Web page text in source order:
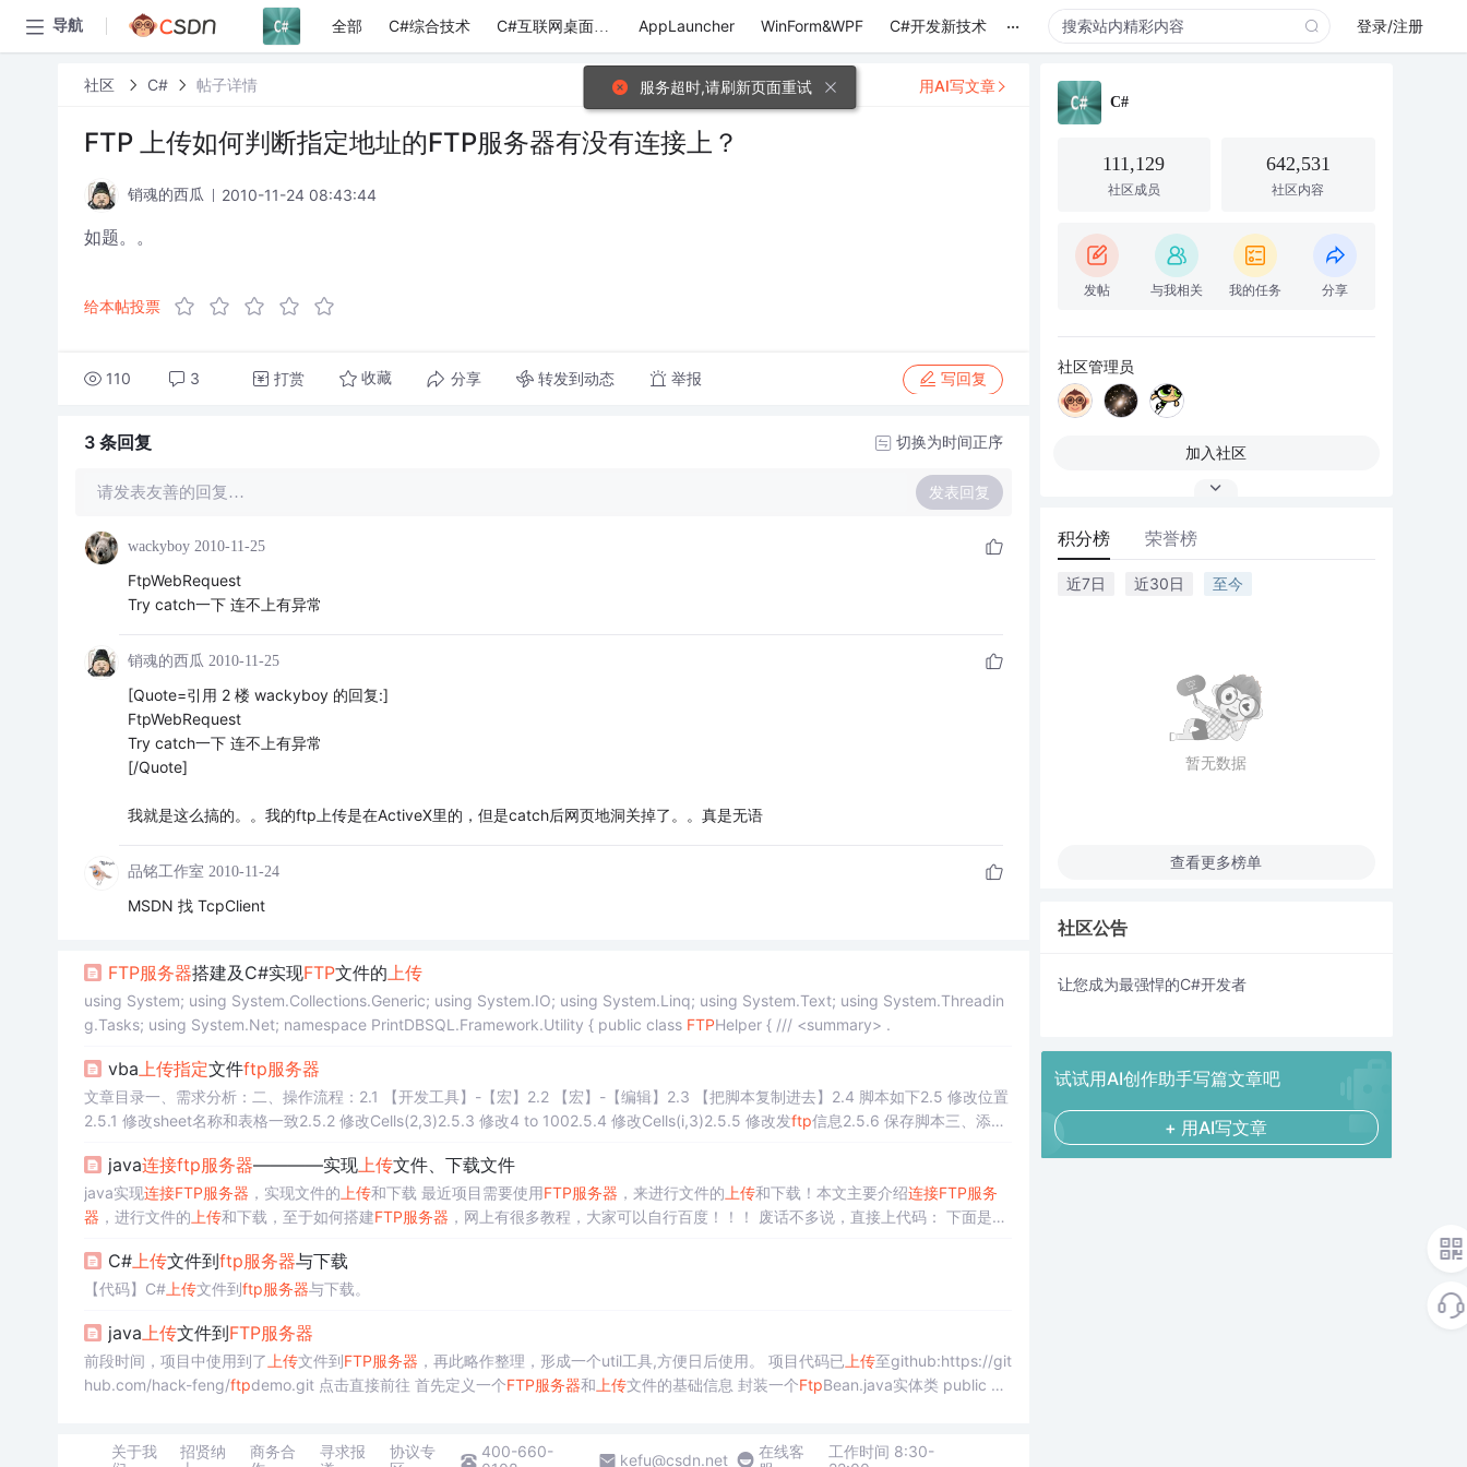
导航 全部 C#综合技术 C#互联网桌面应用 AppLauncher WinForm&WPF C#开发新技术 ... 登录/注册
社区 C# 帖子详情
FTP 上传如何判断指定地址的FTP服务器有没有连接上？
销魂的西瓜 2010-11-24 08:43:44
如题。。
给本帖投票
110 3 打赏 收藏 分享 转发到动态 举报 写回复
用AI写文章
3 条回复 切换为时间正序
请发表友善的回复… 发表回复
wackyboy 2010-11-25
FtpWebRequest
Try catch一下 连不上有异常
销魂的西瓜 2010-11-25
[Quote=引用 2 楼 wackyboy 的回复:]
FtpWebRequest
Try catch一下 连不上有异常
[/Quote]
我就是这么搞的。。我的ftp上传是在ActiveX里的，但是catch后网页地洞关掉了。。真是无语
品铭工作室 2010-11-24
MSDN 找 TcpClient
FTP服务器搭建及C#实现FTP文件的上传
using System; using System.Collections.Generic; using System.IO; using System.Linq; using System.Text; using System.Threadin
g.Tasks; using System.Net; namespace PrintDBSQL.Framework.Utility { public class FTP Helper { /// <summary> .
vba上传指定文件ftp服务器
文章目录一、需求分析：二、操作流程：2.1 【开发工具】-【宏】2.2 【宏】-【编辑】2.3 【把脚本复制进去】2.4 脚本如下2.5 修改位置
2.5.1 修改sheet名称和表格一致2.5.2 修改Cells(2,3)2.5.3 修改4 to 1002.5.4 修改Cells(i,3)2.5.5 修改发ftp信息2.5.6 保存脚本三、添加
java连接ftp服务器————实现上传文件、下载文件
java实现连接FTP服务器 ，实现文件的 上传和下载 最近项目需要使用FTP服务器 ，来进行文件的 上传和下载！本文主要介绍连接FTP服务
器 ，进行文件的 上传和下载，至于如何搭建FTP服务器 ，网上有很多教程，大家可以自行百度！！！ 废话不多说，直接上代码： 下面是实
C#上传文件到ftp服务器与下载
【代码】C#上传文件到ftp服务器与下载。
java上传文件到FTP服务器
前段时间，项目中使用到了 上传文件到FTP服务器 ，再此略作整理，形成一个util工具,方便日后使用。 项目代码已 上传至github:https://git
hub.com/hack-feng/ftpdemo.git 点击直接前往 首先定义一个FTP服务器和 上传文件的基础信息 封装一个FtpBean.java实体类 public cla
关于我
招贤纳
商务合
寻求报
协议专
400-660-
kefu@csdn.net
在线客
工作时间 8:30-
C#
111,129
社区成员
642,531
社区内容
发帖 与我相关 我的任务 分享
社区管理员
加入社区
积分榜 荣誉榜
近7日 近30日 至今
暂无数据
查看更多榜单
社区公告
让您成为最强悍的C#开发者
试试用AI创作助手写篇文章吧
+ 用AI写文章
服务超时,请刷新页面重试